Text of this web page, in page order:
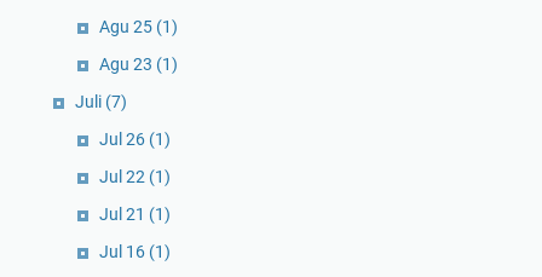
Agu 25 (1)
Agu 23 (1)
Juli (7)
Jul 26 (1)
Jul 22 (1)
Jul 21 (1)
Jul 16 (1)